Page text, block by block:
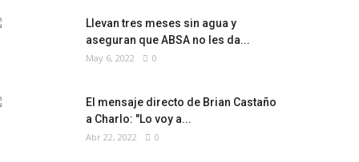
Llevan tres meses sin agua y
aseguran que ABSA no les da...
May 6, 2022 0
El mensaje directo de Brian Castaño
a Charlo: "Lo voy a...
Abr 22, 2022 0